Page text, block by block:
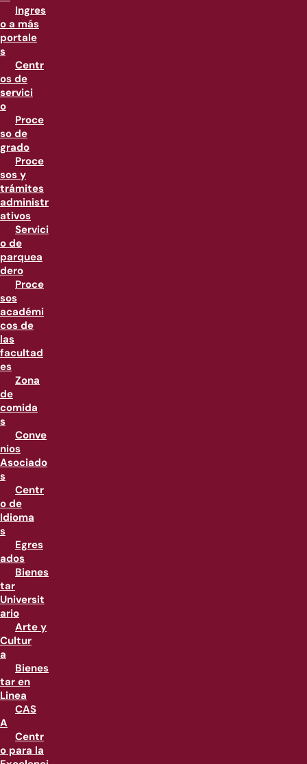
Ingres
o a más
portale
s
Centr
os de
servici
o
Proce
so de
grado
Proce
sos y
trámites
administr
ativos
Servici
o de
parquea
dero
Proce
sos
académi
cos de
las
facultad
es
Zona
de
comida
s
Conve
nios
Asociado
s
Centr
o de
Idioma
s
Egres
ados
Bienes
tar
Universit
ario
Arte y
Cultur
a
Bienes
tar en
Linea
CAS
A
Centr
o para la